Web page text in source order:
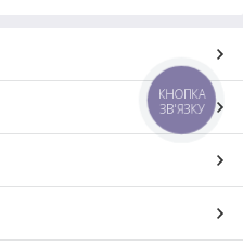
КНОПКА
ЗВ'ЯЗКУ